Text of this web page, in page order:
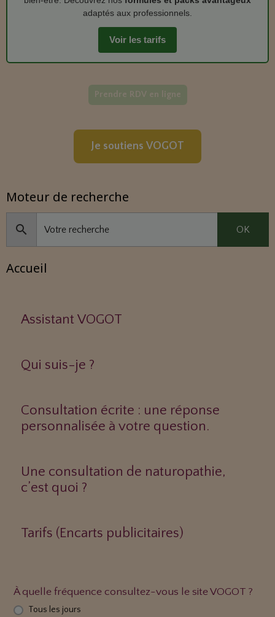
adaptés aux professionnels.
Voir les tarifs
Prendre RDV en ligne
Je soutiens VOGOT
Moteur de recherche
OK
Accueil
Assistant VOGOT
Qui suis-je ?
Consultation écrite : une réponse
personnalisée à votre question.
Une consultation de naturopathie,
c’est quoi ?
Tarifs (Encarts publicitaires)
À quelle fréquence consultez-vous le site VOGOT ?
Tous les jours